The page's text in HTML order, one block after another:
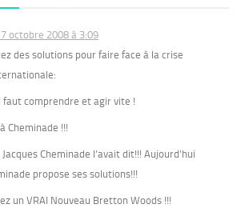
octobre 2008 à 3:09
des solutions pour faire face à la crise
faut comprendre et agir vite !
Cheminade !!!
Cheminade l’avait dit!!! Aujourd’hui
propose ses solutions!!!
un VRAI Nouveau Bretton Woods !!!